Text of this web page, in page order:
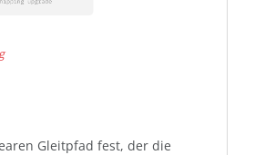
Gleitpfad fest, der die